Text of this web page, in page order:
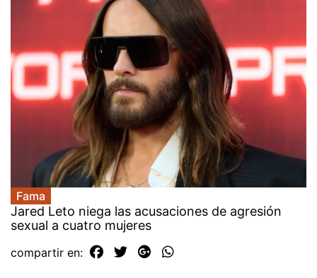
Fama
Jared Leto niega las acusaciones de agresión
sexual a cuatro mujeres
compartir en: